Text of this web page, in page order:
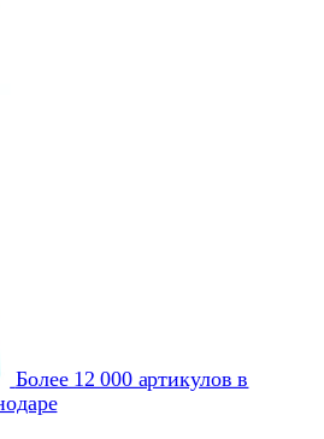
Более 12 000 артикулов в